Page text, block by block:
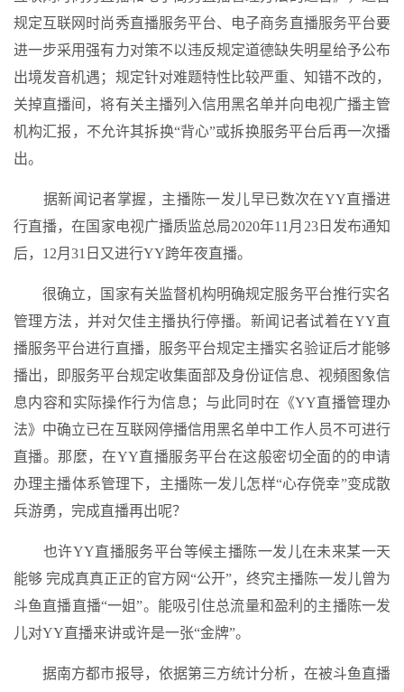
规定互联网时尚秀直播服务平台、电子商务直播服务平台要
进一步采用强有力对策不以违反规定道德缺失明星给予公布
出境发音机遇；规定针对难题特性比较严重、知错不改的，
关掉直播间，将有关主播列入信用黑名单并向电视广播主管
机构汇报，不允许其拆换“背心”或拆换服务平台后再一次播
出。
据新闻记者掌握，主播陈一发儿早已数次在YY直播进
行直播，在国家电视广播质监总局2020年11月23日发布通知
后，12月31日又进行YY跨年夜直播。
很确立，国家有关监督机构明确规定服务平台推行实名
管理方法，并对欠佳主播执行停播。新闻记者试着在YY直
播服务平台进行直播，服务平台规定主播实名验证后才能够
播出，即服务平台规定收集面部及身份证信息、视頻图象信
息内容和实际操作行为信息；与此同时在《YY直播管理办
法》中确立已在互联网停播信用黑名单中工作人员不可进行
直播。那麼，在YY直播服务平台在这般密切全面的的申请
办理主播体系管理下，主播陈一发儿怎样“心存侥幸”变成散
兵游勇，完成直播再出呢？
也许YY直播服务平台等候主播陈一发儿在未来某一天
能够 完成真真正正的官方网“公开”，终究主播陈一发儿曾为
斗鱼直播直播“一姐”。能吸引住总流量和盈利的主播陈一发
儿对YY直播来讲或许是一张“金牌”。
据南方都市报导，依据第三方统计分析，在被斗鱼直播